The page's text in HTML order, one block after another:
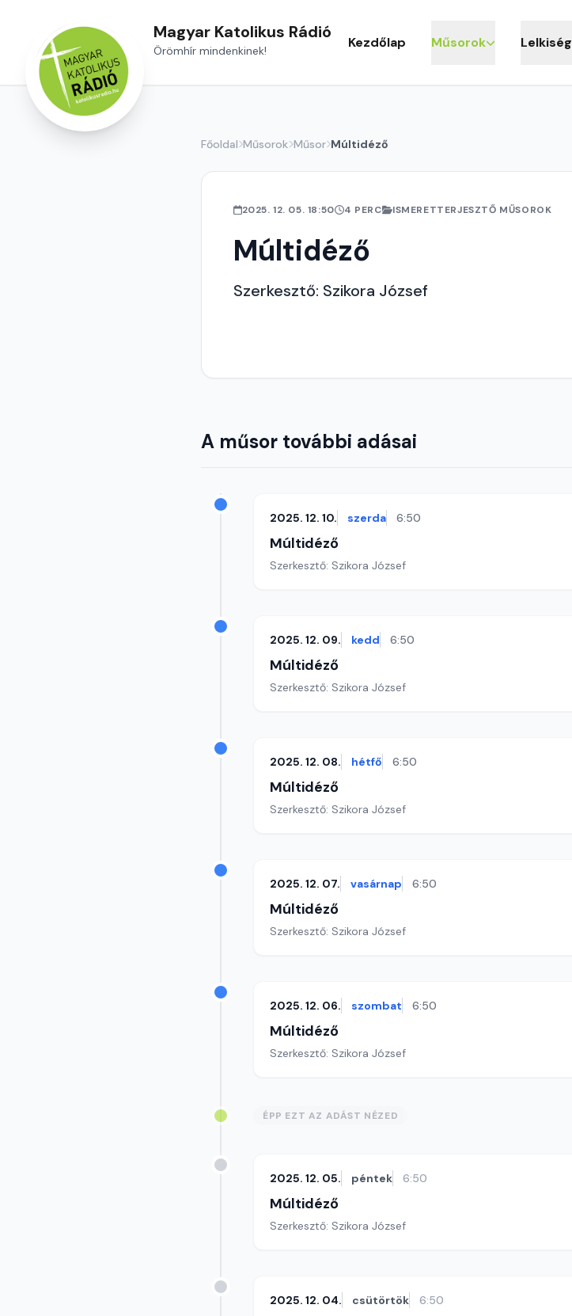
Magyar Katolikus Rádió
Örömhír mindenkinek! Kezdőlap Műsorok Lelkiség
Főoldal Műsorok Műsor Múltidéző
2025. 12. 05. 18:50 4 PERC ISMERETTERJESZTŐ MŰSOROK
Múltidéző
Szerkesztő: Szikora József
A műsor további adásai
2025. 12. 10. szerda 6:50
Múltidéző
Szerkesztő: Szikora József
2025. 12. 09. kedd 6:50
Múltidéző
Szerkesztő: Szikora József
2025. 12. 08. hétfő 6:50
Múltidéző
Szerkesztő: Szikora József
2025. 12. 07. vasárnap 6:50
Múltidéző
Szerkesztő: Szikora József
2025. 12. 06. szombat 6:50
Múltidéző
Szerkesztő: Szikora József
ÉPP EZT AZ ADÁST NÉZED
2025. 12. 05. péntek 6:50
Múltidéző
Szerkesztő: Szikora József
2025. 12. 04. csütörtök 6:50